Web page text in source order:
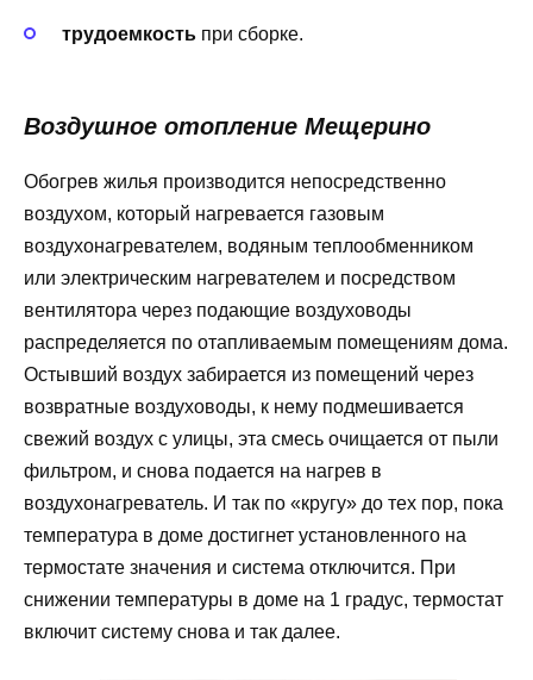
трудоемкость при сборке.
Воздушное отопление Мещерино
Обогрев жилья производится непосредственно
воздухом, который нагревается газовым
воздухонагревателем, водяным теплообменником
или электрическим нагревателем и посредством
вентилятора через подающие воздуховоды
распределяется по отапливаемым помещениям дома.
Остывший воздух забирается из помещений через
возвратные воздуховоды, к нему подмешивается
свежий воздух с улицы, эта смесь очищается от пыли
фильтром, и снова подается на нагрев в
воздухонагреватель. И так по «кругу» до тех пор, пока
температура в доме достигнет установленного на
термостате значения и система отключится. При
снижении температуры в доме на 1 градус, термостат
включит систему снова и так далее.